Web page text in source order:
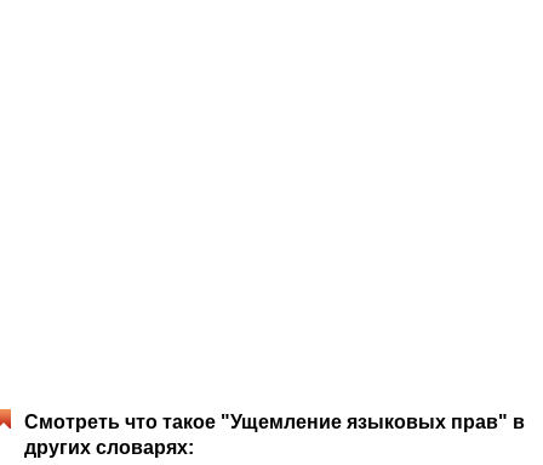
Смотреть что такое "Ущемление языковых прав" в
других словарях: